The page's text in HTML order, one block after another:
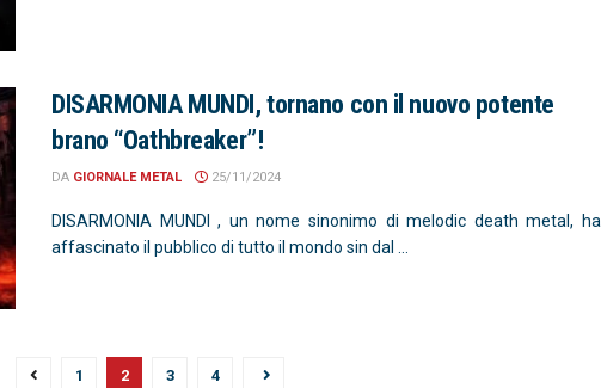
DISARMONIA MUNDI, tornano con il nuovo potente
brano “Oathbreaker”!
DA GIORNALE METAL 25/11/2024
DISARMONIA MUNDI , un nome sinonimo di melodic death metal, ha
affascinato il pubblico di tutto il mondo sin dal ...
1 2 3 4